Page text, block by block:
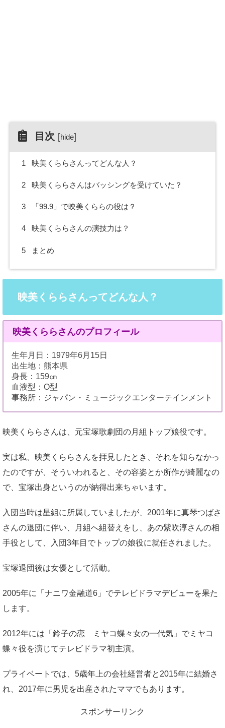
目次 [hide]
1 映美くららさんってどんな人？
2 映美くららさんはバッシングを受けていた？
3 「99.9」で映美くららの役は？
4 映美くららさんの演技力は？
5 まとめ
映美くららさんってどんな人？
映美くららさんのプロフィール
生年月日：1979年6月15日
出生地：熊本県
身長：159㎝
血液型：O型
事務所：ジャパン・ミュージックエンターテインメント
映美くららさんは、元宝塚歌劇団の月組トップ娘役です。
実は私、映美くららさんを拝見したとき、それを知らなかっ
たのですが、そういわれると、その容姿とか所作が綺麗なの
で、宝塚出身というのが納得出来ちゃいます。
入団当時は星組に所属していましたが、2001年に真琴つばさ
さんの退団に伴い、月組へ組替えをし、あの紫吹淳さんの相
手役として、入団3年目でトップの娘役に就任されました。
宝塚退団後は女優として活動。
2005年に「ナニワ金融道6」でテレビドラマデビューを果た
します。
2012年には「鈴子の恋 ミヤコ蝶々女の一代気」でミヤコ
蝶々役を演じてテレビドラマ初主演。
プライベートでは、5歳年上の会社経営者と2015年に結婚さ
れ、2017年に男児を出産されたママでもあります。
スポンサーリンク